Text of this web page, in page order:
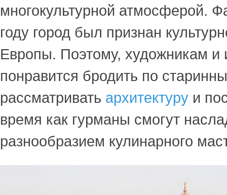
многокультурной атмосферой.
году город был признан
Европы. Поэтому, художникам и
понравится бродить по
рассматривать архитектуру и
время как гурманы смогут
разнообразием кулинарного